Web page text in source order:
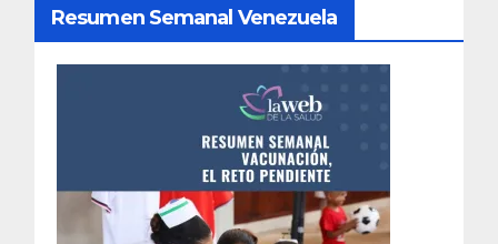
Resumen Semanal Venezuela